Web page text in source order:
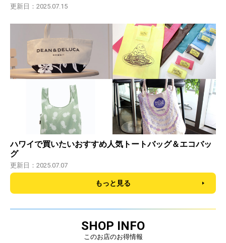
更新日：2025.07.15
ハワイで買いたいおすすめ人気トートバッグ＆エコバッ
グ
更新日：2025.07.07
もっと見る
SHOP INFO
このお店のお得情報